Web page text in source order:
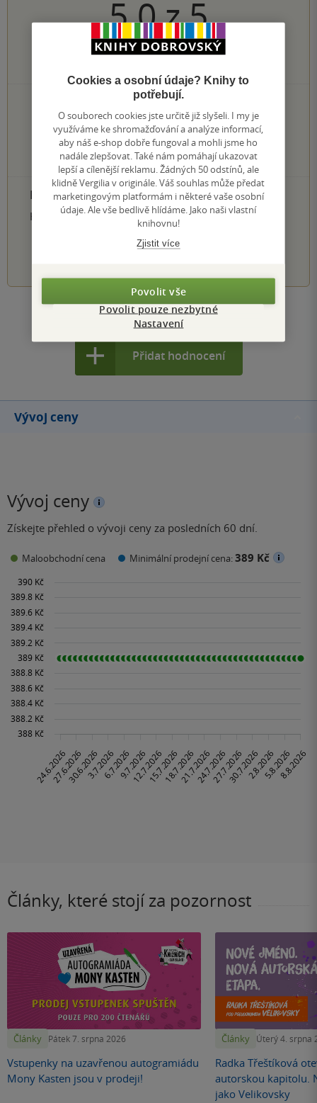
5.0z5
2×
5 hvězdiček
0×
4 hvězdičky
0×
3 hvězdičky
0×
2 hvězdičky
0×
1 hvezdička
PŘIDEJTE SVÉ HODNOCENÍ PRODUKTU
Hodnocení našich knihkupců: 0.0 z 5
Zobrazit všechna hodnocení
Přidat hodnocení
Vývoj ceny
Vývoj ceny
Získejte přehled o vývoji ceny za posledních 60 dní.
Maloobchodní cena Minimální prodejní cena:389 Kč
Články, které stojí za pozornost
Články Pátek 7. srpna 2026
Vstupenky na uzavřenou autogramiádu
Mony Kasten jsou v prodeji!
Články Úterý 4. srpna
Radka Třeštíková
autorskou kapitolu.
jako Velikovsky
Cookies a osobní údaje? Knihy to
potřebují.
O souborech cookies jste určitě již slyšeli. I my je
využíváme ke shromažďování a analýze informací,
aby náš e-shop dobře fungoval a mohli jsme ho
nadále zlepšovat. Také nám pomáhají ukazovat
lepší a cílenější reklamu. Žádných 50 odstínů, ale
klidně Vergilia v originále. Váš souhlas může předat
marketingovým platformám i některé vaše osobní
údaje. Ale vše bedlivě hlídáme. Jako naši vlastní
knihovnu!
Zjistit více
Povolit vše
Povolit pouze nezbytné
Nastavení